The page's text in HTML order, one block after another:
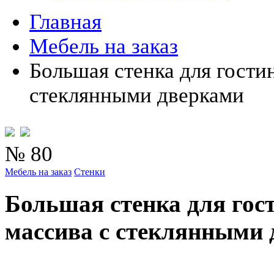
Главная
Мебель на заказ
Большая стенка для
стеклянными дверками
№ 80
Мебель на заказ Стенки
Большая стенка для
массива с стеклянными